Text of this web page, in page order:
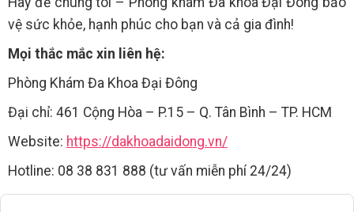
vệ sức khỏe, hạnh phúc cho bạn và cả gia đình!
Mọi thắc mắc xin liên hệ:
Phòng Khám Đa Khoa Đại Đông
Đại chỉ: 461 Cộng Hòa – P.15 – Q. Tân Bình – TP. HCM
Website: https://dakhoadaidong.vn/
Hotline: 08 38 831 888 (tư vấn miễn phí 24/24)